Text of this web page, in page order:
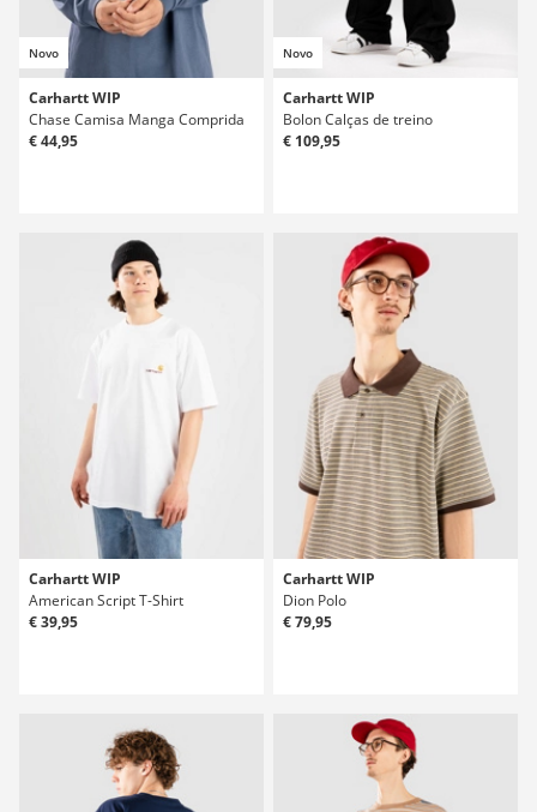
Novo
Carhartt WIP
Chase Camisa Manga Comprida
€ 44,95
Novo
Carhartt WIP
Bolon Calças de treino
€ 109,95
Carhartt WIP
American Script T-Shirt
€ 39,95
Carhartt WIP
Dion Polo
€ 79,95